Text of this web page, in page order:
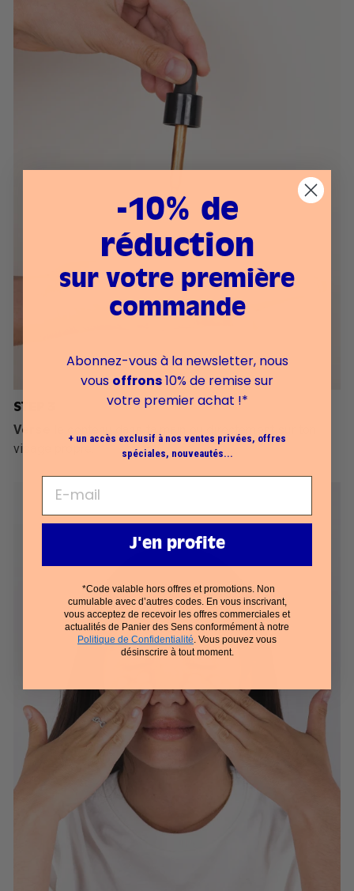
STEP 3
Verse
visage propre.
-10% de
réduction
sur votre première
commande
Abonnez-vous à la newsletter, nous
vous offrons10% de remise sur
votre premier achat !*
+ un accès exclusif à nos ventes privées, offres
spéciales, nouveautés...
J'en profite
*Code valable hors offres et promotions. Non
cumulable avec d’autres codes. En vous inscrivant,
vous acceptez de recevoir les offres commerciales et
actualités de Panier des Sens conformément à notre
Politique de Confidentialité . Vous pouvez vous
désinscrire à tout moment.